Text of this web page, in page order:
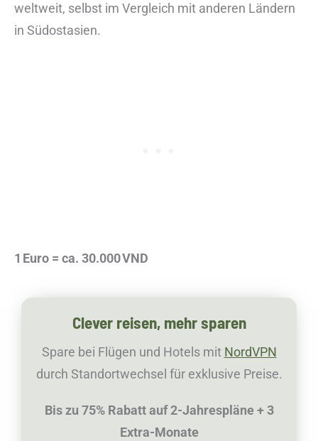
weltweit, selbst im Vergleich mit anderen Ländern
in Südostasien.
1 Euro = ca. 30.000 VND
Clever reisen, mehr sparen
Spare bei Flügen und Hotels mit NordVPN
durch Standortwechsel für exklusive Preise.
Bis zu 75% Rabatt auf 2-Jahrespläne +3
Extra-Monate